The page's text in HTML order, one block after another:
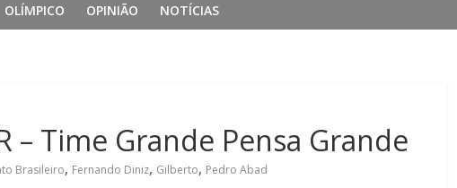
OLÍMPICO OPINIÃO NOTÍCIAS
– Time Grande Pensa Grande
Brasileiro, Fernando Diniz, Gilberto, Pedro Abad